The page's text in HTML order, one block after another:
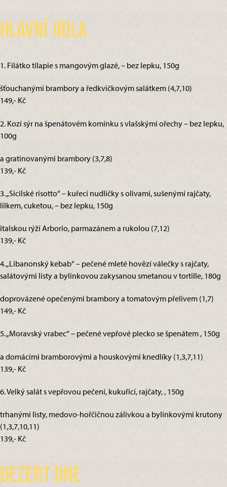
Hlavní jídla
1. Filátko tilapie s mangovým glazé, – bez lepku, 150g
šťouchanými brambory a ředkvičkovým salátkem (4,7,10)
149,- Kč
2. Kozí sýr na špenátovém komínku s vlašskými ořechy – bez lepku,
100g
a gratinovanými brambory (3,7,8)
139,- Kč
3. „Sicilské risotto“ – kuřecí nudličky s olivami, sušenými rajčaty,
lilkem, cuketou, – bez lepku, 150g
italskou rýží Arborio, parmazánem a rukolou (7,12)
139,- Kč
4. „Libanonský kebab“ – pečené mleté hovězí válečky s rajčaty,
salátovými listy a bylinkovou zakysanou smetanou v tortille, 180g
doprovázené opečenými brambory a tomatovým přelivem (1,7)
149,- Kč
5. „Moravský vrabec“ – pečené vepřové plecko se špenátem , 150g
a domácími bramborovými a houskovými knedlíky (1,3,7,11)
139,- Kč
6. Velký salát s vepřovou pečení, kukuřicí, rajčaty, , 150g
trhanými listy, medovo-hořčičnou zálivkou a bylinkovými krutony
(1,3,7,10,11)
139,- Kč
Dezert dne